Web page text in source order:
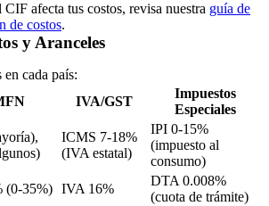
afecta tus costos, revisa nuestra guía de
de costos.
y Aranceles
en cada país:
IVA/GST
Impuestos
Especiales
ICMS 7-18%
(IVA estatal)
IPI 0-15%
(impuesto al
consumo)
(0-35%) IVA 16%
DTA 0.008%
(cuota de trámite)